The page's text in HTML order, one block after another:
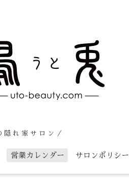
隠 れ 家 サ ロ ン ／
営業カレンダー サロンポリシー